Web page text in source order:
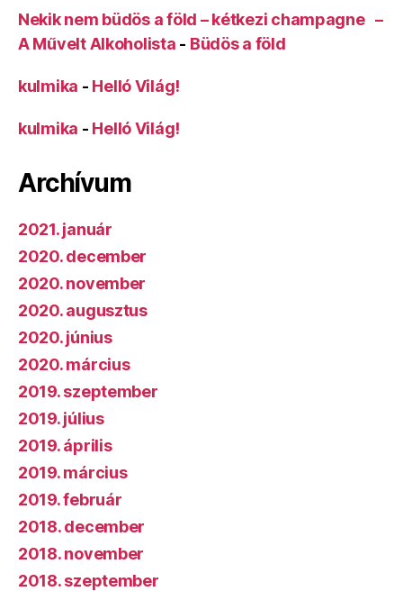
Nekik nem büdös a föld – kétkezi champagne –
A Művelt Alkoholista - Büdös a föld
kulmika - Helló Világ!
kulmika - Helló Világ!
Archívum
2021. január
2020. december
2020. november
2020. augusztus
2020. június
2020. március
2019. szeptember
2019. július
2019. április
2019. március
2019. február
2018. december
2018. november
2018. szeptember